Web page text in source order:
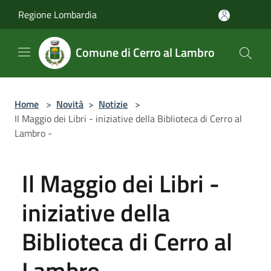
Regione Lombardia
Comune di Cerro al Lambro
Home > Novità > Notizie >
Il Maggio dei Libri - iniziative della Biblioteca di Cerro al
Lambro -
Il Maggio dei Libri -
iniziative della
Biblioteca di Cerro al